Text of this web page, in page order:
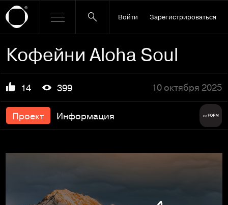
Войти Зарегистрироваться
Кофейни Aloha Soul
14 399 10 октября 2025
Проект Информация